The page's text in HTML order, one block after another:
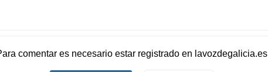
comentar es necesario estar registradoen lavozdegalicia.es